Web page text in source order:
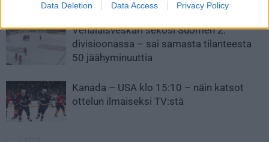
Data Deletion Data Access Privacy Policy
Venäläisveskari sekosi Suomen 2.
divisioonassa – sai samasta tilanteesta
50 jäähyminuuttia
Kanada – USA klo 15:10 – näin katsot
ottelun ilmaiseksi TV:stä